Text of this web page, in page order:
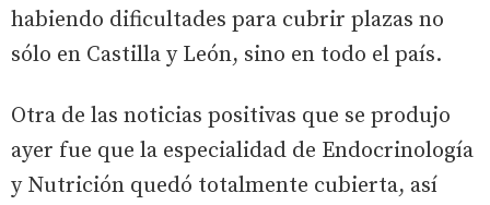
habiendo dificultades para cubrir plazas no
sólo en Castilla y León, sino en todo el país.
Otra de las noticias positivas que se produjo
ayer fue que la especialidad de Endocrinología
y Nutrición quedó totalmente cubierta, así